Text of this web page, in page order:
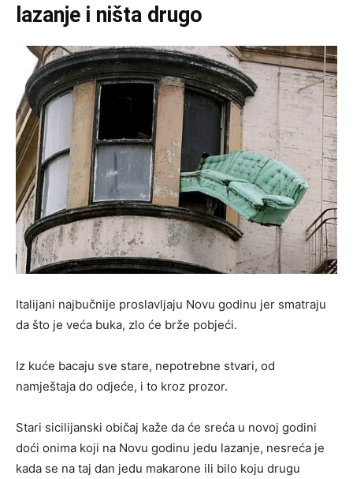
lazanje i ništa drugo
Italijani najbučnije proslavljaju Novu godinu jer smatraju
da što je veća buka, zlo će brže pobjeći.
Iz kuće bacaju sve stare, nepotrebne stvari, od
namještaja do odjeće, i to kroz prozor.
Stari sicilijanski običaj kaže da će sreća u novoj godini
doći onima koji na Novu godinu jedu lazanje, nesreća je
kada se na taj dan jedu makarone ili bilo koju drugu